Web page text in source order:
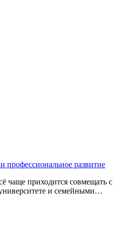
профессиональное развитие
чаще приходится совмещать с
и семейными…